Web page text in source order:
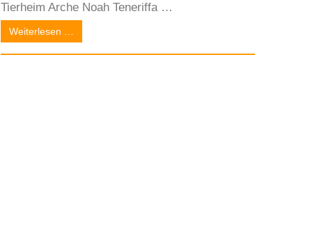
Tierheim Arche Noah Teneriffa …
Weiterlesen …